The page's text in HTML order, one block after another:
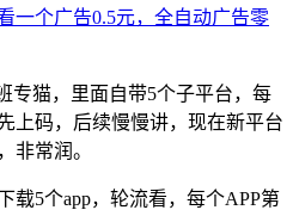
专猫，里面自带5个子平台，每
上码，后续慢慢讲，现在新平台
非常润。
载5个app，轮流看，每个APP第